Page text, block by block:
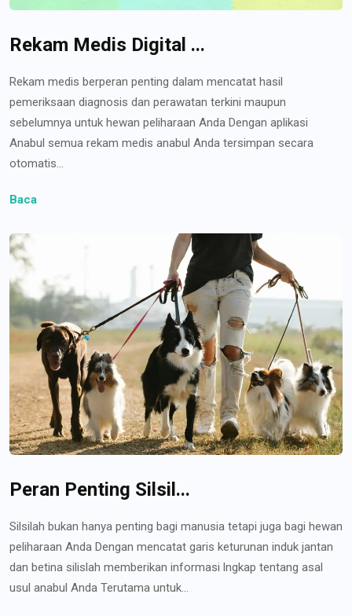
Rekam Medis Digital ...
Rekam medis berperan penting dalam mencatat hasil
pemeriksaan diagnosis dan perawatan terkini maupun
sebelumnya untuk hewan peliharaan Anda Dengan aplikasi
Anabul semua rekam medis anabul Anda tersimpan secara
otomatis...
Baca
Peran Penting Silsil...
Silsilah bukan hanya penting bagi manusia tetapi juga bagi hewan
peliharaan Anda Dengan mencatat garis keturunan induk jantan
dan betina silislah memberikan informasi lngkap tentang asal
usul anabul Anda Terutama untuk...